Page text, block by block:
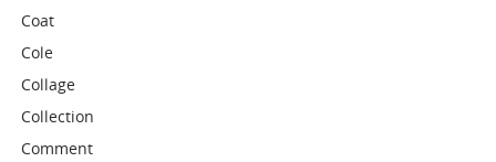
Coat
Cole
Collage
Collection
Comment